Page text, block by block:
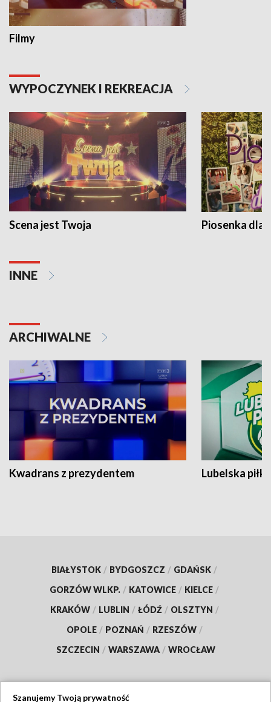
Filmy
WYPOCZYNEK I REKREACJA
Scena jest Twoja Piosenka dla
INNE
ARCHIWALNE
Kwadrans z prezydentem Lubelska piłka
BIAŁYSTOK / BYDGOSZCZ / GDAŃSK /
GORZÓW WLKP. / KATOWICE / KIELCE /
KRAKÓW / LUBLIN / ŁÓDŹ / OLSZTYN /
OPOLE / POZNAŃ / RZESZÓW /
SZCZECIN / WARSZAWA / WROCŁAW
Szanujemy Twoją prywatność